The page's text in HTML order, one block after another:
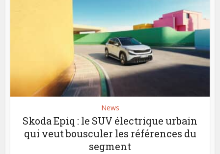
News
Skoda Epiq : le SUV électrique urbain
qui veut bousculer les références du
segment